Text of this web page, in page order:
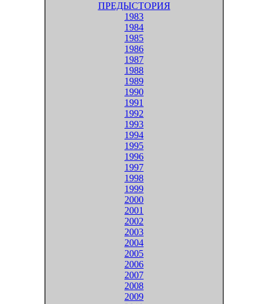
ПРЕДЫСТОРИЯ
1983
1984
1985
1986
1987
1988
1989
1990
1991
1992
1993
1994
1995
1996
1997
1998
1999
2000
2001
2002
2003
2004
2005
2006
2007
2008
2009